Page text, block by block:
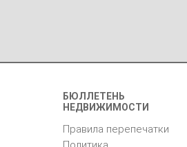
БЮЛЛЕТЕНЬ
НЕДВИЖИМОСТИ
Правила перепечатки